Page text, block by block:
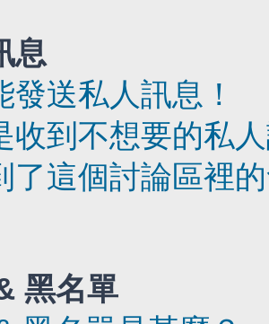
息
發送私人訊息！
收到不想要的私
了這個討論區裡
黑名單